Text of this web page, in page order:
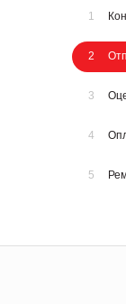
1
2
3
4
5